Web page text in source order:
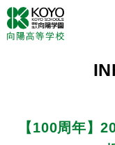
【100周年】